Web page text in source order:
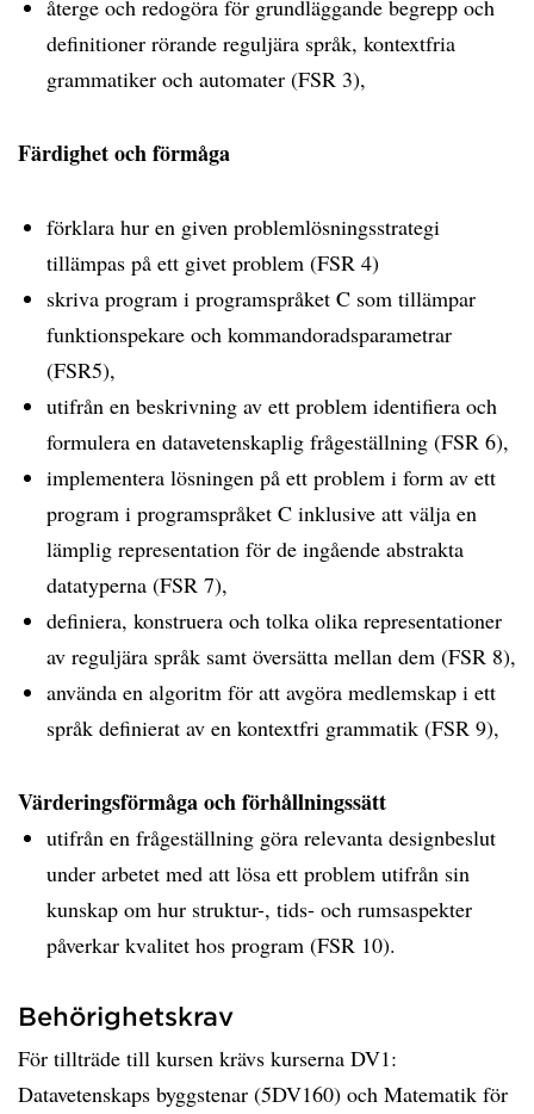
återge och redogöra för grundläggande begrepp och
definitioner rörande reguljära språk, kontextfria
grammatiker och automater (FSR 3),
Färdighet och förmåga
förklara hur en given problemlösningsstrategi
tillämpas på ett givet problem (FSR 4)
skriva program i programspråket C som tillämpar
funktionspekare och kommandoradsparametrar
(FSR5),
utifrån en beskrivning av ett problem identifiera och
formulera en datavetenskaplig frågeställning (FSR 6),
implementera lösningen på ett problem i form av ett
program i programspråket C inklusive att välja en
lämplig representation för de ingående abstrakta
datatyperna (FSR 7),
definiera, konstruera och tolka olika representationer
av reguljära språk samt översätta mellan dem (FSR 8),
använda en algoritm för att avgöra medlemskap i ett
språk definierat av en kontextfri grammatik (FSR 9),
Värderingsförmåga och förhållningssätt
utifrån en frågeställning göra relevanta designbeslut
under arbetet med att lösa ett problem utifrån sin
kunskap om hur struktur-, tids- och rumsaspekter
påverkar kvalitet hos program (FSR 10).
Behörighetskrav
För tillträde till kursen krävs kurserna DV1:
Datavetenskaps byggstenar (5DV160) och Matematik för